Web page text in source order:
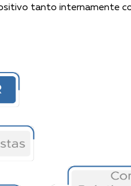
tanto internamente